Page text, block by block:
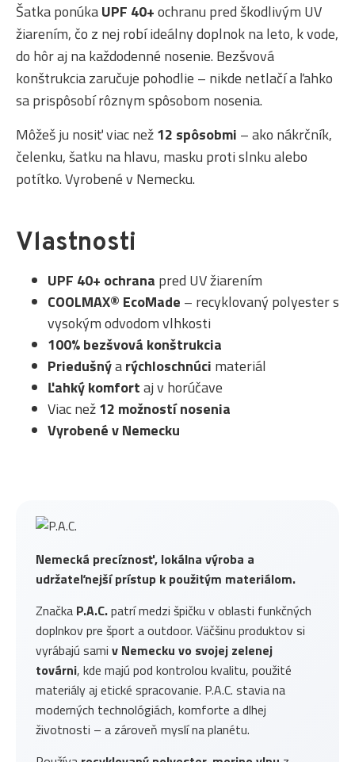
Nemecká precíznosť, lokálna výroba a
udržateľnejší prístup k použitým materiálom.
Značka P.A.C.patrí medzi špičku v oblasti funkčných
doplnkov pre šport a outdoor. Väčšinu produktov si
vyrábajú sami v Nemecku vo svojej zelenej
továrni, kde majú pod kontrolou kvalitu, použité
materiály aj etické spracovanie. P.A.C. stavia na
moderných technológiách, komforte a dlhej
životnosti – a zároveň myslí na planétu.
Šatka ponúkaUPF 40+ochranu pred škodlivým UV
žiarením, čo z nej robí ideálny doplnok na leto, k vode,
do hôr aj na každodenné nosenie. Bezšvová
konštrukcia zaručuje pohodlie – nikde netlačí a ľahko
sa prispôsobí rôznym spôsobom nosenia.
Môžeš ju nosiť viac než12 spôsobmi – ako nákrčník,
čelenku, šatku na hlavu, masku proti slnku alebo
potítko. Vyrobené v Nemecku.
Vlastnosti
UPF 40+ ochrana pred UV žiarením
COOLMAX® EcoMade – recyklovaný polyester s
vysokým odvodom vlhkosti
100% bezšvová konštrukcia
Priedušnýarýchloschnúci materiál
Ľahký komfortaj v horúčave
Viac než12 možností nosenia
Vyrobené v Nemecku